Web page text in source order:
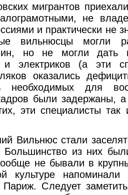
мигрантов
не
и практически не
вильнюсцы могли
но не могли дать
и электриков (а эти
оказались
необходимых для
были задержаны, а
эти специалисты так
Вильнюс стали
Большинство из них
не бывали в
культуре напоминали
Следует